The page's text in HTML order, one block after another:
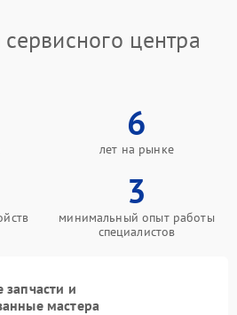
центра
6
лет на рынке
3
минимальный опыт работы
специалистов
и
мастера